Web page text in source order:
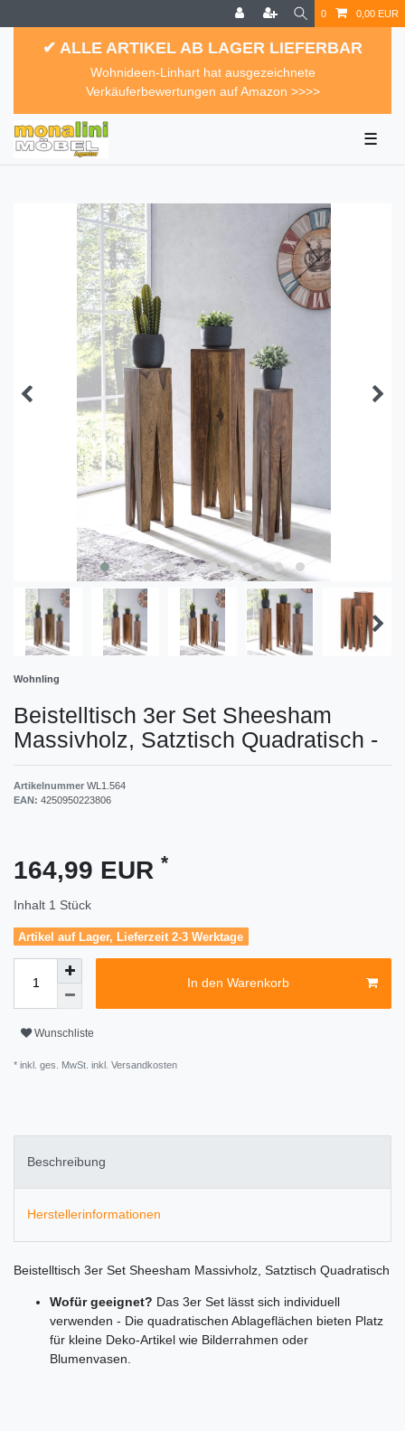
0 0,00 EUR
✔ ALLE ARTIKEL AB LAGER LIEFERBAR
Wohnideen-Linhart hat ausgezeichnete
Verkäuferbewertungen auf Amazon >>>>
☰
Wohnling
Beistelltisch 3er Set Sheesham
Massivholz, Satztisch Quadratisch -
Artikelnummer WL1.564
EAN: 4250950223806
164,99 EUR *
Inhalt 1 Stück
Artikel auf Lager, Lieferzeit 2-3 Werktage
In den Warenkorb
Wunschliste
* inkl. ges. MwSt. inkl. Versandkosten
Beschreibung
Herstellerinformationen
Beistelltisch 3er Set Sheesham Massivholz, Satztisch Quadratisch
Wofür geeignet? Das 3er Set lässt sich individuell
verwenden - Die quadratischen Ablageflächen bieten Platz
für kleine Deko-Artikel wie Bilderrahmen oder
Blumenvasen.